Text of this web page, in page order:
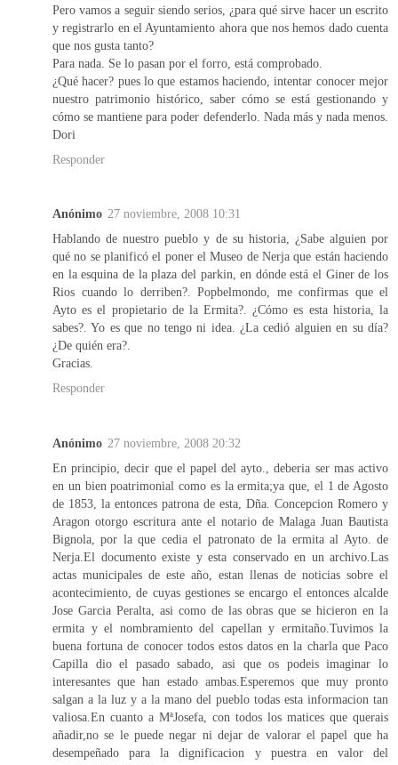
Pero vamos a seguir siendo serios, ¿para qué sirve hacer un escrito
y registrarlo en el Ayuntamiento ahora que nos hemos dado cuenta
que nos gusta tanto?
Para nada. Se lo pasan por el forro, está comprobado.
¿Qué hacer? pues lo que estamos haciendo, intentar conocer mejor
nuestro patrimonio histórico, saber cómo se está gestionando y
cómo se mantiene para poder defenderlo. Nada más y nada menos.
Dori
Responder
Anónimo 27 noviembre, 2008 10:31
Hablando de nuestro pueblo y de su historia, ¿Sabe alguien por
qué no se planificó el poner el Museo de Nerja que están haciendo
en la esquina de la plaza del parkin, en dónde está el Giner de los
Rios cuando lo derriben?. Popbelmondo, me confirmas que el
Ayto es el propietario de la Ermita?. ¿Cómo es esta historia, la
sabes?. Yo es que no tengo ni idea. ¿La cedió alguien en su día?
¿De quién era?.
Gracias.
Responder
Anónimo 27 noviembre, 2008 20:32
En principio, decir que el papel del ayto., deberia ser mas activo
en un bien poatrimonial como es la ermita;ya que, el 1 de Agosto
de 1853, la entonces patrona de esta, Dña. Concepcion Romero y
Aragon otorgo escritura ante el notario de Malaga Juan Bautista
Bignola, por la que cedia el patronato de la ermita al Ayto. de
Nerja.El documento existe y esta conservado en un archivo.Las
actas municipales de este año, estan llenas de noticias sobre el
acontecimiento, de cuyas gestiones se encargo el entonces alcalde
Jose Garcia Peralta, asi como de las obras que se hicieron en la
ermita y el nombramiento del capellan y ermitaño.Tuvimos la
buena fortuna de conocer todos estos datos en la charla que Paco
Capilla dio el pasado sabado, asi que os podeis imaginar lo
interesantes que han estado ambas.Esperemos que muy pronto
salgan a la luz y a la mano del pueblo todas esta informacion tan
valiosa.En cuanto a MªJosefa, con todos los matices que querais
añadir,no se le puede negar ni dejar de valorar el papel que ha
desempeñado para la dignificacion y puestra en valor del